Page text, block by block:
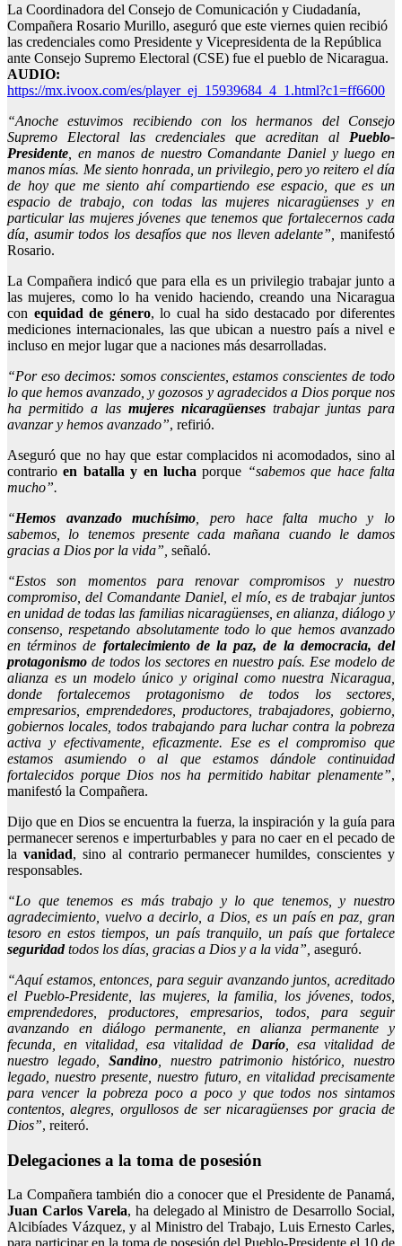
La Coordinadora del Consejo de Comunicación y Ciudadanía,
Compañera Rosario Murillo, aseguró que este viernes quien recibió
las credenciales como Presidente y Vicepresidenta de la República
ante Consejo Supremo Electoral (CSE) fue el pueblo de Nicaragua.
AUDIO:
https://mx.ivoox.com/es/player_ej_15939684_4_1.html?c1=ff6600
“Anoche estuvimos recibiendo con los hermanos del Consejo
Supremo Electoral las credenciales que acreditan al Pueblo-
Presidente , en manos de nuestro Comandante Daniel y luego en
manos mías. Me siento honrada, un privilegio, pero yo reitero el día
de hoy que me siento ahí compartiendo ese espacio, que es un
espacio de trabajo, con todas las mujeres nicaragüenses y en
particular las mujeres jóvenes que tenemos que fortalecernos cada
día, asumir todos los desafíos que nos lleven adelante”,
manifestó
Rosario.
La Compañera indicó que para ella es un privilegio trabajar junto a
las mujeres, como lo ha venido haciendo, creando una Nicaragua
con equidad de género, lo cual ha sido destacado por diferentes
mediciones internacionales, las que ubican a nuestro país a nivel e
incluso en mejor lugar que a naciones más desarrolladas.
“Por eso decimos: somos conscientes, estamos conscientes de todo
lo que hemos avanzado, y gozosos y agradecidos a Dios porque nos
ha permitido a las mujeres nicaragüenses trabajar juntas para
avanzar y hemos avanzado”, refirió.
Aseguró que no hay que estar complacidos ni acomodados, sino al
contrarioen batalla y en lucha porque “sabemos que hace falta
mucho”.
“Hemos avanzado muchísimo , pero hace falta mucho y lo
sabemos, lo tenemos presente cada mañana cuando le damos
gracias a Dios por la vida”, señaló.
“Estos son momentos para renovar compromisos y nuestro
compromiso, del Comandante Daniel, el mío, es de trabajar juntos
en unidad de todas las familias nicaragüenses, en alianza, diálogo y
consenso, respetando absolutamente todo lo que hemos avanzado
en términos de fortalecimiento de la paz, de la democracia, del
protagonismo de todos los sectores en nuestro país. Ese modelo de
alianza es un modelo único y original como nuestra Nicaragua,
donde fortalecemos protagonismo de todos los sectores,
empresarios, emprendedores, productores, trabajadores, gobierno,
gobiernos locales, todos trabajando para luchar contra la pobreza
activa y efectivamente, eficazmente. Ese es el compromiso que
estamos asumiendo o al que estamos dándole continuidad
fortalecidos porque Dios nos ha permitido habitar plenamente”,
manifestó la Compañera.
Dijo que en Dios se encuentra la fuerza, la inspiración y la guía para
permanecer serenos e imperturbables y para no caer en el pecado de
la vanidad, sino al contrario permanecer humildes, conscientes y
responsables.
“Lo que tenemos es más trabajo y lo que tenemos, y nuestro
agradecimiento, vuelvo a decirlo, a Dios, es un país en paz, gran
tesoro en estos tiempos, un país tranquilo, un país que fortalece
seguridadtodos los días, gracias a Dios y a la vida”, aseguró.
“Aquí estamos, entonces, para seguir avanzando juntos, acreditado
el Pueblo-Presidente, las mujeres, la familia, los jóvenes, todos,
emprendedores, productores, empresarios, todos, para seguir
avanzando en diálogo permanente, en alianza permanente y
fecunda, en vitalidad, esa vitalidad de Darío , esa vitalidad de
nuestro legado, Sandino, nuestro patrimonio histórico, nuestro
legado, nuestro presente, nuestro futuro, en vitalidad precisamente
para vencer la pobreza poco a poco y que todos nos sintamos
contentos, alegres, orgullosos de ser nicaragüenses por gracia de
Dios”, reiteró.
Delegaciones a la toma de posesión
La Compañera también dio a conocer que el Presidente de Panamá,
Juan Carlos Varela, ha delegado al Ministro de Desarrollo Social,
Alcibíades Vázquez, y al Ministro del Trabajo, Luis Ernesto Carles,